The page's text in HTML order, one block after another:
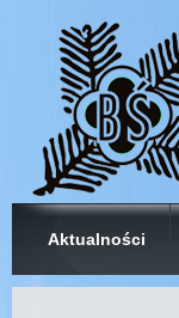
Aktualności